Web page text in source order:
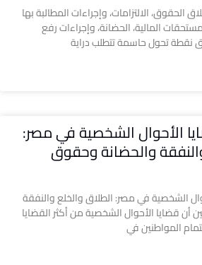
الحقوق، الالتزامات، وإجراءات المطالبة بها
المالية، الحضانة، وإجراءات رفع
نقطة تحول حاسمة تتطلب دراية
الأحوال الشخصية في مصر:
والحضانة وحقوق
الشخصية في مصر: الطلاق والخلع والنفقة
أن قضايا الأحوال الشخصية من أكثر القضايا
المواطنين في